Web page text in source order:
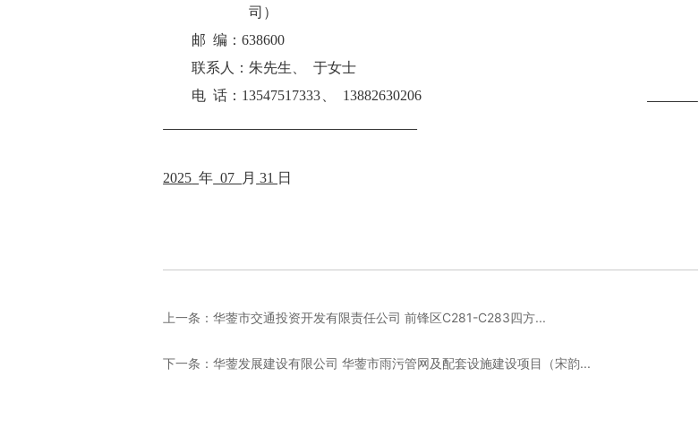
司）
邮 编：638600
联系人：朱先生、
于女士
电 话： 13547517333、 13882630206
2025 年 07 月 31 日
上一条：华蓥市交通投资开发有限责任公司 前锋区C281-C283四方...
下一条：华蓥发展建设有限公司 华蓥市雨污管网及配套设施建设项目（宋韵...